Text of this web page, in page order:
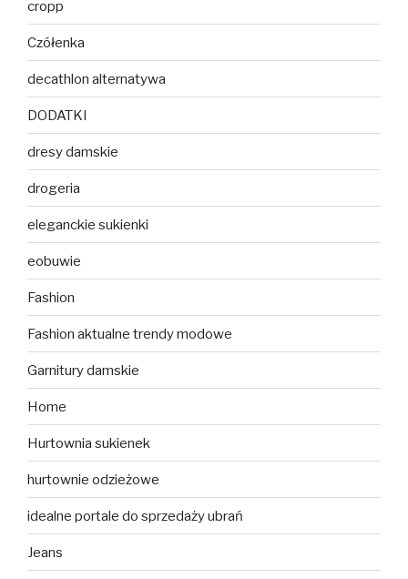
cropp
Czółenka
decathlon alternatywa
DODATKI
dresy damskie
drogeria
eleganckie sukienki
eobuwie
Fashion
Fashion aktualne trendy modowe
Garnitury damskie
Home
Hurtownia sukienek
hurtownie odzieżowe
idealne portale do sprzedaży ubrań
Jeans